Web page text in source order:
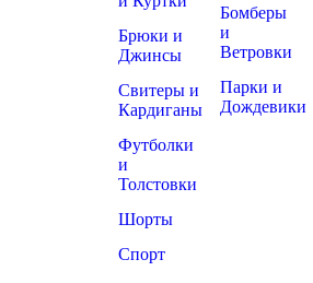
Брюки и
Джинсы
Свитеры и
Кардиганы
Футболки
и
Толстовки
Шорты
Спорт
Бомберы
и
Ветровки
Парки и
Дождевики